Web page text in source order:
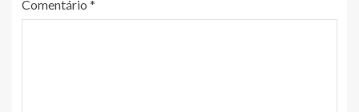
Comentário *